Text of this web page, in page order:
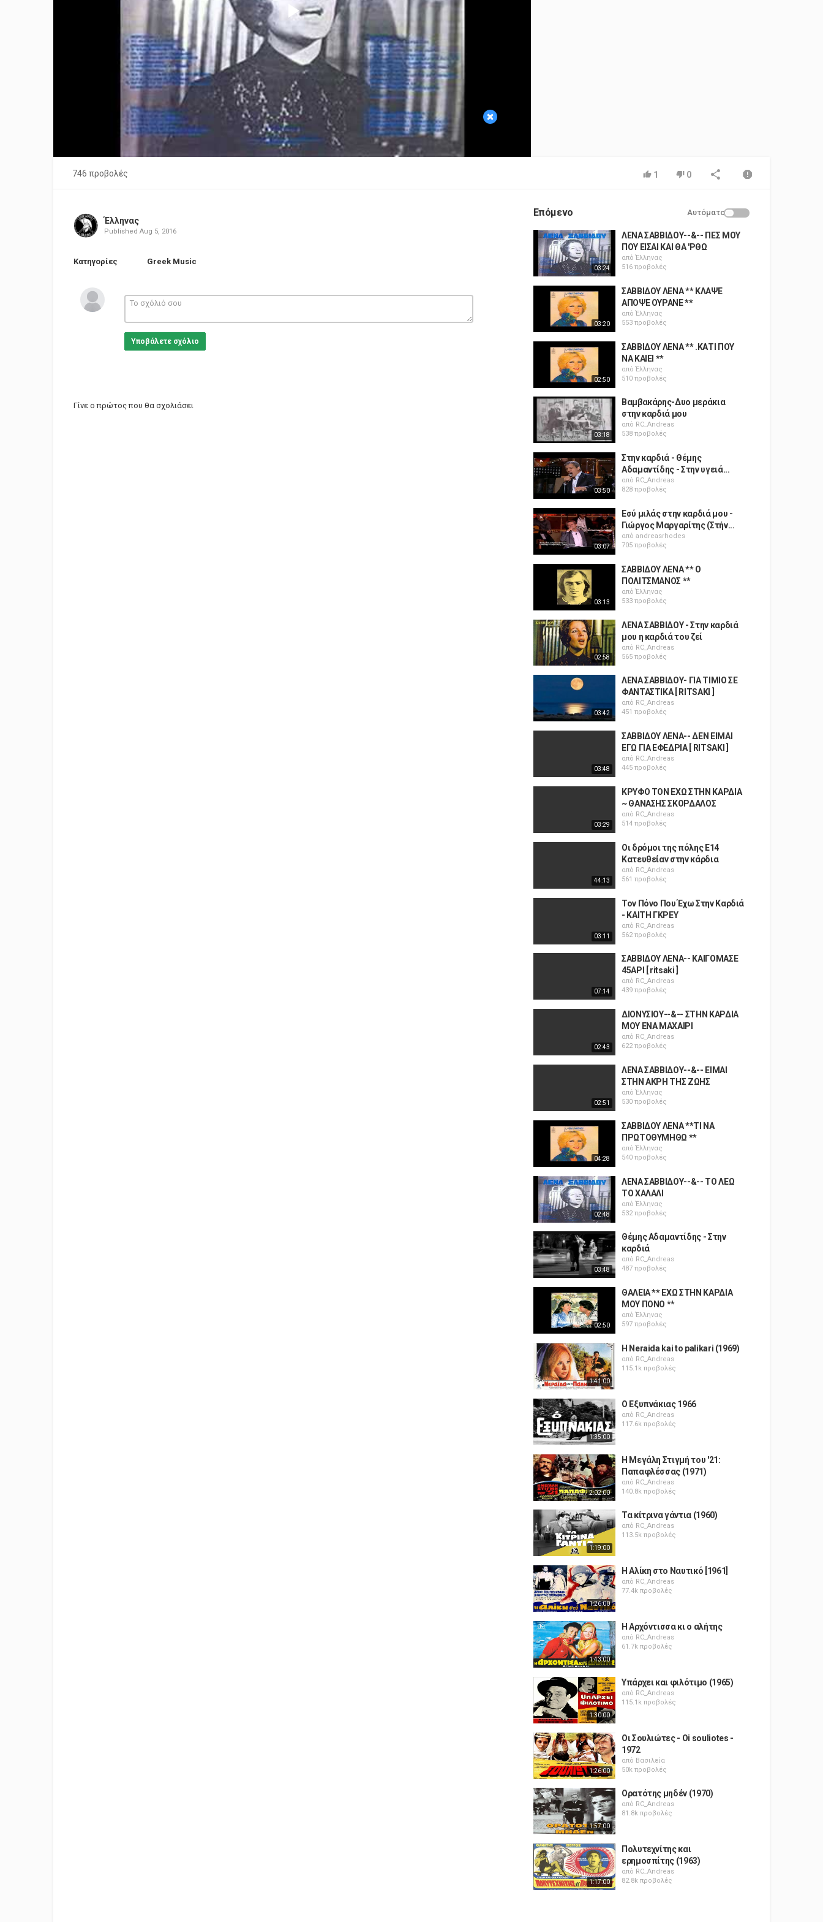
×
Play
Video
746 προβολές 1 0
Έλληνας
Published Aug 5, 2016
Κατηγορίες Greek Music
Υποβάλετε σχόλιο
Γίνε ο πρώτος που θα σχολιάσει
Επόμενο Αυτόματο
03:24
ΛΕΝΑ ΣΑΒΒΙΔΟΥ--&-- ΠΕΣ ΜΟΥ
ΠΟΥ ΕΙΣΑΙ ΚΑΙ ΘΑ 'ΡΘΩ
απόΈλληνας
516 προβολές
03:20
ΣΑΒΒΙΔΟΥ ΛΕΝΑ ** ΚΛΑΨΕ
ΑΠΟΨΕ ΟΥΡΑΝΕ **
απόΈλληνας
553 προβολές
02:50
ΣΑΒΒΙΔΟΥ ΛΕΝΑ ** .ΚΑΤΙ ΠΟΥ
ΝΑ ΚΑΙΕΙ **
απόΈλληνας
510 προβολές
03:18
Βαμβακάρης-Δυο μεράκια
στην καρδιά μου
από RC_Andreas
538 προβολές
03:50
Στην καρδιά - Θέμης
Αδαμαντίδης - Στην υγειά...
από RC_Andreas
828 προβολές
03:07
Εσύ μιλάς στην καρδιά μου -
Γιώργος Μαργαρίτης (Στήν...
από andreasrhodes
705 προβολές
03:13
ΣΑΒΒΙΔΟΥ ΛΕΝΑ ** Ο
ΠΟΛΙΤΣΜΑΝΟΣ **
απόΈλληνας
533 προβολές
02:58
ΛΕΝΑ ΣΑΒΒΙΔΟΥ - Στην καρδιά
μου η καρδιά του ζεί
από RC_Andreas
565 προβολές
03:42
ΛΕΝΑ ΣΑΒΒΙΔΟΥ- ΓΙΑ ΤΙΜΙΟ ΣΕ
ΦΑΝΤΑΣΤΙΚΑ [ RITSAKI ]
από RC_Andreas
451 προβολές
03:48
ΣΑΒΒΙΔΟΥ ΛΕΝΑ-- ΔΕΝ ΕΙΜΑΙ
ΕΓΩ ΓΙΑ ΕΦΕΔΡΙΑ [ RITSAKI ]
από RC_Andreas
445 προβολές
03:29
ΚΡΥΦΟ ΤΟΝ ΕΧΩ ΣΤΗΝ ΚΑΡΔΙΑ
~ ΘΑΝΑΣΗΣ ΣΚΟΡΔΑΛΟΣ
από RC_Andreas
514 προβολές
44:13
Οι δρόμοι της πόλης E14
Κατευθείαν στην κάρδια
από RC_Andreas
561 προβολές
03:11
Τον Πόνο Που Έχω Στην Καρδιά
- ΚΑΙΤΗ ΓΚΡΕΥ
από RC_Andreas
562 προβολές
07:14
ΣΑΒΒΙΔΟΥ ΛΕΝΑ-- ΚΑΙΓΟΜΑΣΕ
45ΑΡΙ [ ritsaki ]
από RC_Andreas
439 προβολές
02:43
ΔΙΟΝΥΣΙΟΥ--&-- ΣΤΗΝ ΚΑΡΔΙΑ
ΜΟΥ ΕΝΑ ΜΑΧΑΙΡΙ
από RC_Andreas
622 προβολές
02:51
ΛΕΝΑ ΣΑΒΒΙΔΟΥ--&-- ΕΙΜΑΙ
ΣΤΗΝ ΑΚΡΗ ΤΗΣ ΖΩΗΣ
απόΈλληνας
530 προβολές
04:28
ΣΑΒΒΙΔΟΥ ΛΕΝΑ **ΤΙ ΝΑ
ΠΡΩΤΟΘΥΜΗΘΩ **
απόΈλληνας
540 προβολές
02:48
ΛΕΝΑ ΣΑΒΒΙΔΟΥ--&-- ΤΟ ΛΕΩ
ΤΟ ΧΑΛΑΛΙ
απόΈλληνας
532 προβολές
03:48
Θέμης Αδαμαντίδης - Στην
καρδιά
από RC_Andreas
487 προβολές
02:50
ΘΑΛΕΙΑ ** ΕΧΩ ΣΤΗΝ ΚΑΡΔΙΑ
ΜΟΥ ΠΟΝΟ **
απόΈλληνας
597 προβολές
1:41:00
H Neraida kai to palikari (1969)
από RC_Andreas
115.1k προβολές
1:35:00
Ο Εξυπνάκιας 1966
από RC_Andreas
117.6k προβολές
2:02:00
Η Μεγάλη Στιγμή του '21:
Παπαφλέσσας (1971)
από RC_Andreas
140.8k προβολές
1:19:00
Τα κίτρινα γάντια (1960)
από RC_Andreas
113.5k προβολές
1:26:00
Η Αλίκη στο Ναυτικό [1961]
από RC_Andreas
77.4k προβολές
1:43:00
Η Αρχόντισσα κι ο αλήτης
από RC_Andreas
61.7k προβολές
1:30:00
Υπάρχει και φιλότιμο (1965)
από RC_Andreas
115.1k προβολές
1:26:00
Οι Σουλιώτες - Oi souliotes -
1972
από Βασιλεία
50k προβολές
1:57:00
Ορατότης μηδέν (1970)
από RC_Andreas
81.8k προβολές
1:17:00
Πολυτεχνίτης και
ερημοσπίτης (1963)
από RC_Andreas
82.8k προβολές